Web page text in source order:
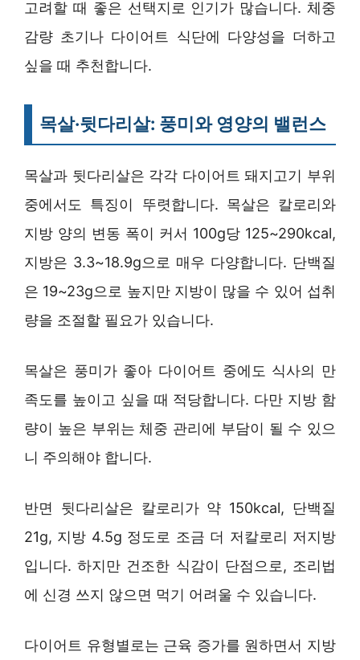
고려할 때 좋은 선택지로 인기가 많습니다. 체중
감량 초기나 다이어트 식단에 다양성을 더하고
싶을 때 추천합니다.
목살·뒷다리살: 풍미와 영양의 밸런스
목살과 뒷다리살은 각각 다이어트 돼지고기 부위
중에서도 특징이 뚜렷합니다. 목살은 칼로리와
지방 양의 변동 폭이 커서 100g당 125~290kcal,
지방은 3.3~18.9g으로 매우 다양합니다. 단백질
은 19~23g으로 높지만 지방이 많을 수 있어 섭취
량을 조절할 필요가 있습니다.
목살은 풍미가 좋아 다이어트 중에도 식사의 만
족도를 높이고 싶을 때 적당합니다. 다만 지방 함
량이 높은 부위는 체중 관리에 부담이 될 수 있으
니 주의해야 합니다.
반면 뒷다리살은 칼로리가 약 150kcal, 단백질
21g, 지방 4.5g 정도로 조금 더 저칼로리 저지방
입니다. 하지만 건조한 식감이 단점으로, 조리법
에 신경 쓰지 않으면 먹기 어려울 수 있습니다.
다이어트 유형별로는 근육 증가를 원하면서 지방